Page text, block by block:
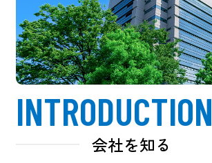
INTRODUCTION
会社を知る